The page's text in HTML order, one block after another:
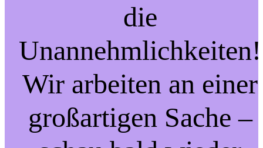
die
Unannehmlichkeiten!
Wir arbeiten an einer
großartigen Sache –